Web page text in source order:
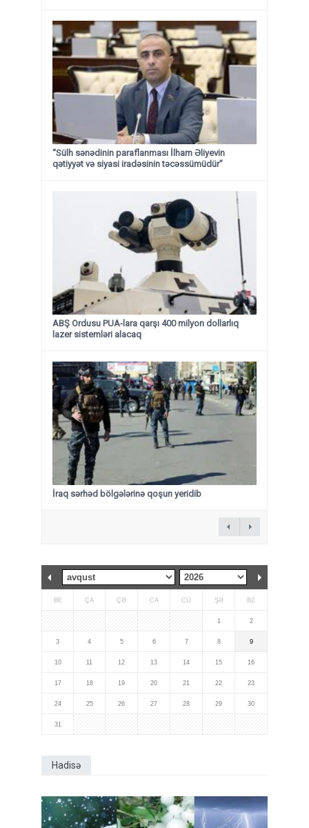
“Sülh sənədinin paraflanması İlham Əliyevin
qətiyyət və siyasi iradəsinin təcəssümüdür”
ABŞ Ordusu PUA-lara qarşı 400 milyon dollarlıq
lazer sistemləri alacaq
İraq sərhəd bölgələrinə qoşun yeridib
BE ÇA ÇƏ CA CÜ ŞƏ BZ
1 2
3 4 5 6 7 8 9
10 11 12 13 14 15 16
17 18 19 20 21 22 23
24 25 26 27 28 29 30
31
Hadisə